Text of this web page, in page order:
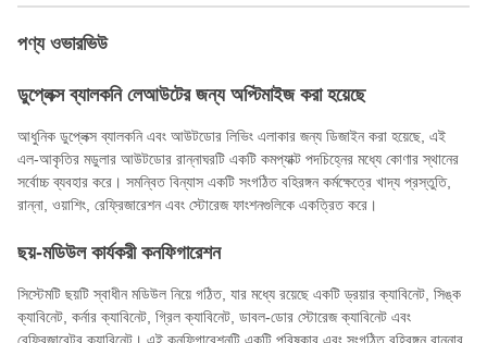
পণ্য ওভারভিউ
ডুপ্লেক্স ব্যালকনি লেআউটের জন্য অপ্টিমাইজ করা হয়েছে
আধুনিক ডুপ্লেক্স ব্যালকনি এবং আউটডোর লিভিং এলাকার জন্য ডিজাইন করা হয়েছে, এই
এল-আকৃতির মডুলার আউটডোর রান্নাঘরটি একটি কমপ্যাক্ট পদচিহ্নের মধ্যে কোণার স্থানের
সর্বোচ্চ ব্যবহার করে। সমন্বিত বিন্যাস একটি সংগঠিত বহিরঙ্গন কর্মক্ষেত্রে খাদ্য প্রস্তুতি,
রান্না, ওয়াশিং, রেফ্রিজারেশন এবং স্টোরেজ ফাংশনগুলিকে একত্রিত করে।
ছয়-মডিউল কার্যকরী কনফিগারেশন
সিস্টেমটি ছয়টি স্বাধীন মডিউল নিয়ে গঠিত, যার মধ্যে রয়েছে একটি ড্রয়ার ক্যাবিনেট, সিঙ্ক
ক্যাবিনেট, কর্নার ক্যাবিনেট, গ্রিল ক্যাবিনেট, ডাবল-ডোর স্টোরেজ ক্যাবিনেট এবং